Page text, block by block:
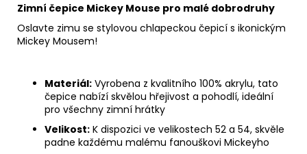
Zimní čepice Mickey Mouse pro malé dobrodruhy
Oslavte zimu se stylovou chlapeckou čepicí s ikonickým
Mickey Mousem!
Materiál: Vyrobena z kvalitního 100% akrylu, tato
čepice nabízí skvělou hřejivost a pohodlí, ideální
pro všechny zimní hrátky
Velikost: K dispozici ve velikostech 52 a 54, skvěle
padne každému malému fanouškovi Mickeyho